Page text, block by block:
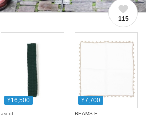
115
¥16,500
ascot
¥7,700
BEAMS F